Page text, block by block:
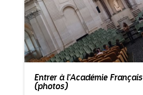
Entrer à l'Académie
(photos)